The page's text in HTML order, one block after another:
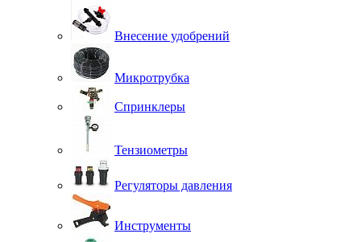
Внесение удобрений
Микротрубка
Спринклеры
Тензиометры
Регуляторы давления
Инструменты